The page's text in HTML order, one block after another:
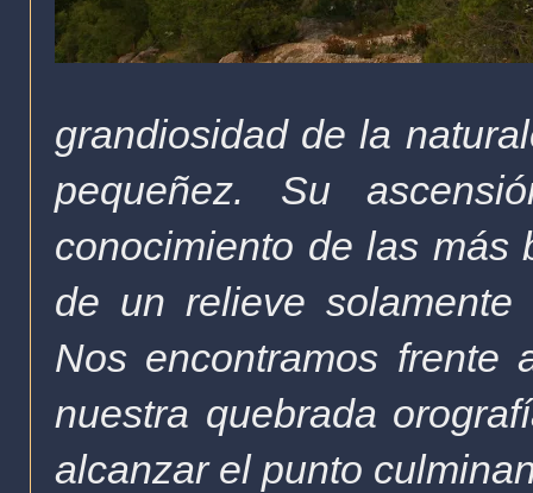
grandiosidad de la
pequeñez. Su
conocimiento de las más
de un relieve
Nos encontramos frente
nuestra quebrada
alcanzar el punto